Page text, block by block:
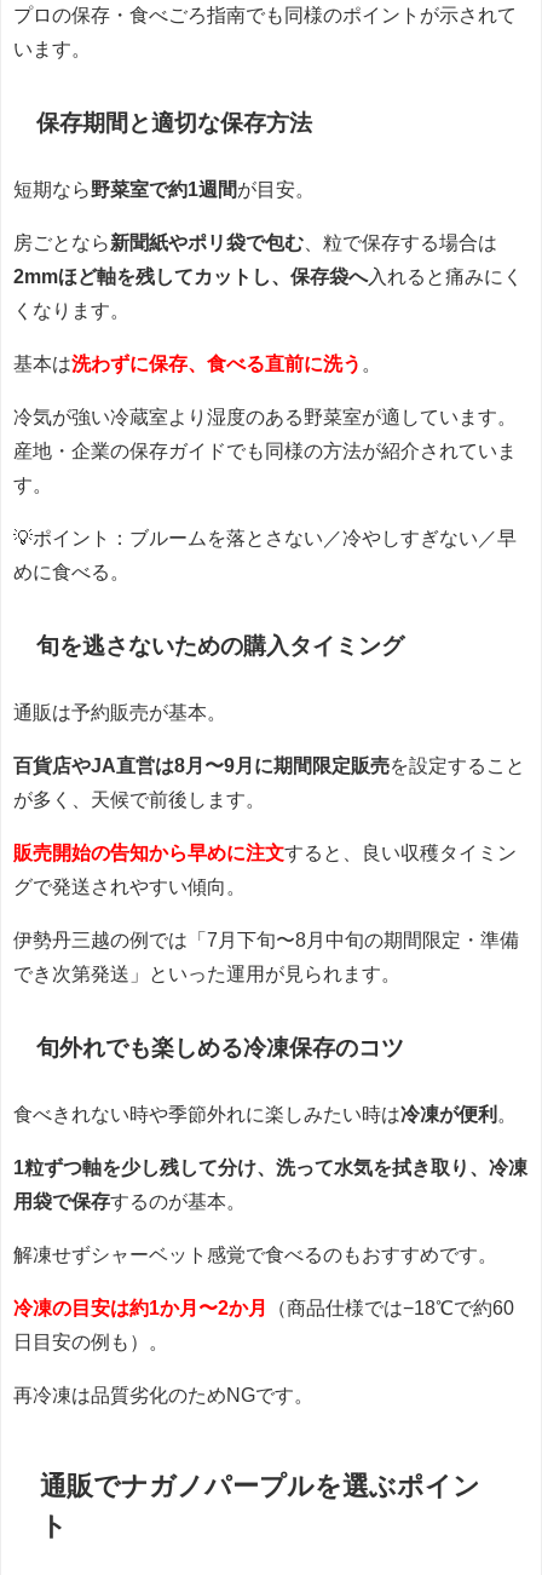
プロの保存・食べごろ指南でも同様のポイントが示されて
います。
保存期間と適切な保存方法
短期なら野菜室で約1週間が目安。
房ごとなら新聞紙やポリ袋で包む 、粒で保存する場合は
2mmほど軸を残してカットし、保存袋へ入れると痛みにく
くなります。
基本は洗わずに保存、食べる直前に洗う
冷気が強い冷蔵室より湿度のある野菜室が適しています。
産地・企業の保存ガイドでも同様の方法が紹介されていま
す。
💡ポイント：ブルームを落とさない／冷やしすぎない／早
めに食べる。
旬を逃さないための購入タイミング
通販は予約販売が基本。
百貨店やJA直営は8月〜9月に期間限定販売を設定すること
が多く、天候で前後します。
販売開始の告知から早めに注文すると、良い収穫タイミン
グで発送されやすい傾向。
伊勢丹三越の例では「7月下旬〜8月中旬の期間限定・準備
でき次第発送」といった運用が見られます。
旬外れでも楽しめる冷凍保存のコツ
食べきれない時や季節外れに楽しみたい時は冷凍が便利
1粒ずつ軸を少し残して分け、洗って水気を拭き取り、冷凍
用袋で保存するのが基本。
解凍せずシャーベット感覚で食べるのもおすすめです。
冷凍の目安は約1か月〜2か月
（商品仕様では−18℃で約60
日目安の例も）。
再冷凍は品質劣化のためNGです。
通販でナガノパープルを選ぶポイン
ト